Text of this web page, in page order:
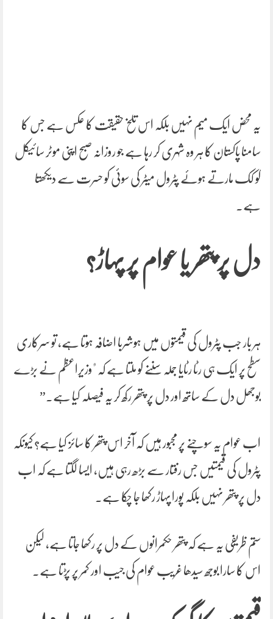
یہ محض ایک میم نہیں بلکہ اس تلخ حقیقت کا عکس ہے جس کا
سامنا پاکستان کا ہر وہ شہری کر رہا ہے جو روزانہ صبح اپنی موٹر سائیکل
کو کک مارتے ہوئے پٹرول میٹر کی سوئی کو حسرت سے دیکھتا
ہے۔
دل پر پتھر یا عوام پر پہاڑ؟
ہر بار جب پٹرول کی قیمتوں میں ہوشربا اضافہ ہوتا ہے، تو سرکاری
سطح پر ایک ہی رٹا رٹایا جملہ سننے کو ملتا ہے کہ "وزیراعظم نے بڑے
بوجھل دل کے ساتھ اور دل پر پتھر رکھ کر یہ فیصلہ کیا ہے۔”
اب عوام یہ سوچنے پر مجبور ہیں کہ آخر اس پتھر کا سائز کیا ہے؟ کیونکہ
پٹرول کی قیمتیں جس رفتار سے بڑھ رہی ہیں، ایسا لگتا ہے کہ اب
دل پر پتھر نہیں بلکہ پورا پہاڑ رکھا جا چکا ہے۔
ستم ظریفی یہ ہے کہ پتھر حکمرانوں کے دل پر رکھا جاتا ہے، لیکن
اس کا سارا بوجھ سیدھا غریب عوام کی جیب اور کمر پر پڑتا ہے۔